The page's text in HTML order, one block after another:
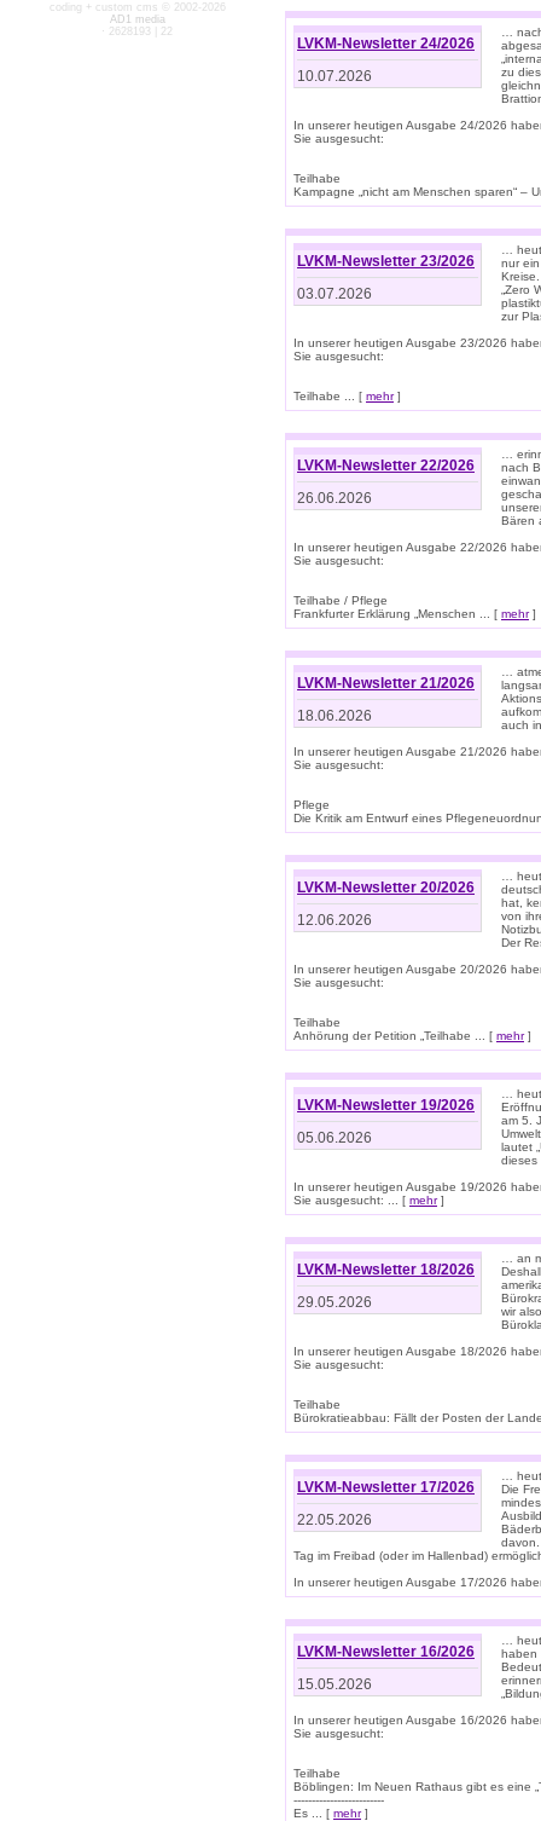
coding + custom cms © 2002-2026
AD1 media
· 2628193 | 22
LVKM-Newsletter 24/2026
10.07.2026
…
zu
In unserer heutigen Ausgabe 24/2026
Sie ausgesucht:
Teilhabe
Kampagne „nicht am Menschen sparen“ –
LVKM-Newsletter 23/2026
03.07.2026
…
nur
„Zero
zur
In unserer heutigen Ausgabe 23/2026
Sie ausgesucht:
Teilhabe ... [ mehr]
LVKM-Newsletter 22/2026
26.06.2026
…
nach
Bären
In unserer heutigen Ausgabe 22/2026
Sie ausgesucht:
Teilhabe / Pflege
Frankfurter Erklärung „Menschen ... [ mehr]
LVKM-Newsletter 21/2026
18.06.2026
…
auch
In unserer heutigen Ausgabe 21/2026
Sie ausgesucht:
Pflege
Die Kritik am Entwurf eines
LVKM-Newsletter 20/2026
12.06.2026
…
hat,
von
Der
In unserer heutigen Ausgabe 20/2026
Sie ausgesucht:
Teilhabe
Anhörung der Petition „Teilhabe ... [ mehr]
LVKM-Newsletter 19/2026
05.06.2026
…
am 5.
lautet
dieses
In unserer heutigen Ausgabe 19/2026
Sie ausgesucht: ... [ mehr]
LVKM-Newsletter 18/2026
29.05.2026
… an
wir
In unserer heutigen Ausgabe 18/2026
Sie ausgesucht:
Teilhabe
Bürokratieabbau: Fällt der Posten der
LVKM-Newsletter 17/2026
22.05.2026
…
Die
davon.
Tag im Freibad (oder im Hallenbad)
In unserer heutigen Ausgabe 17/2026
LVKM-Newsletter 16/2026
15.05.2026
…
haben
In unserer heutigen Ausgabe 16/2026
Sie ausgesucht:
Teilhabe
Böblingen: Im Neuen Rathaus gibt es eine
-------------------------
Es ... [ mehr]